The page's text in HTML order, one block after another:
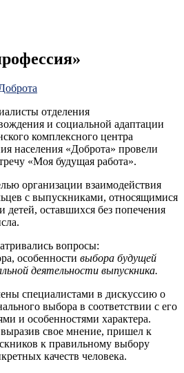
отделения
и социальной адаптации
комплексного центра
населения «Доброта» провели
«Моя будущая работа».
организации взаимодействия
с выпускниками, относящимися
детей, оставшихся без попечения
вопросы:
особенности выбора будущей
деятельности выпускника.
специалистами в дискуссию о
выбора в соответствии с его
и особенностями характера.
свое мнение, пришел к
к правильному выбору
качеств человека.